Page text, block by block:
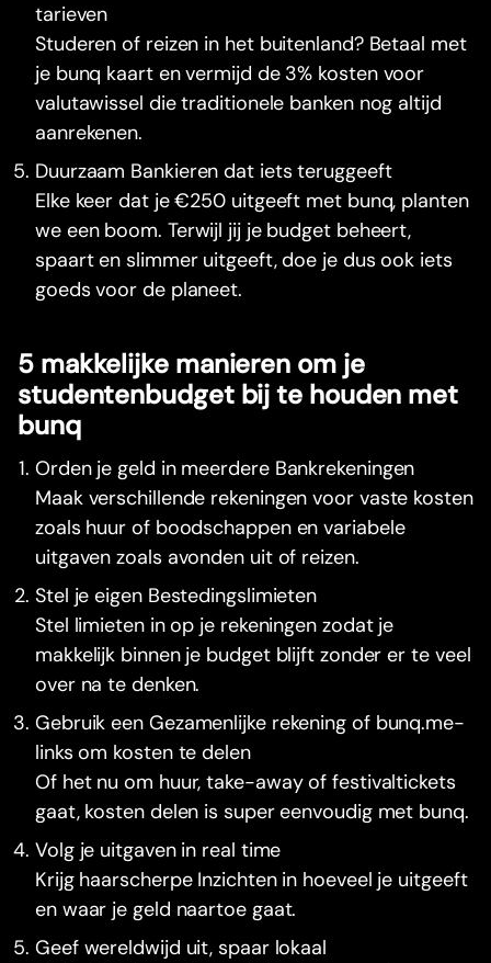
tarieven
Studeren of reizen in het buitenland? Betaal met
je bunq kaart en vermijd de 3% kosten voor
valutawissel die traditionele banken nog altijd
aanrekenen.
Duurzaam Bankieren dat iets teruggeeft
Elke keer dat je €250 uitgeeft met bunq, planten
we een boom. Terwijl jij je budget beheert,
spaart en slimmer uitgeeft, doe je dus ook iets
goeds voor de planeet.
5 makkelijke manieren om je
studentenbudget bij te houden met
bunq
Orden je geld in meerdere Bankrekeningen
Maak verschillende rekeningen voor vaste kosten
zoals huur of boodschappen en variabele
uitgaven zoals avonden uit of reizen.
Stel je eigen Bestedingslimieten
Stel limieten in op je rekeningen zodat je
makkelijk binnen je budget blijft zonder er te veel
over na te denken.
Gebruik een Gezamenlijke rekening of bunq.me-
links om kosten te delen
Of het nu om huur, take-away of festivaltickets
gaat, kosten delen is super eenvoudig met bunq.
Volg je uitgaven in real time
Krijg haarscherpe Inzichten in hoeveel je uitgeeft
en waar je geld naartoe gaat.
Geef wereldwijd uit, spaar lokaal